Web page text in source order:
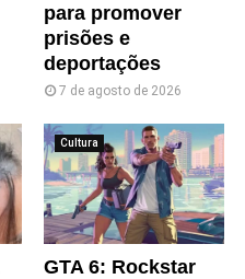
para promover
prisões e
deportações
7 de agosto de 2026
Cultura
GTA 6: Rockstar